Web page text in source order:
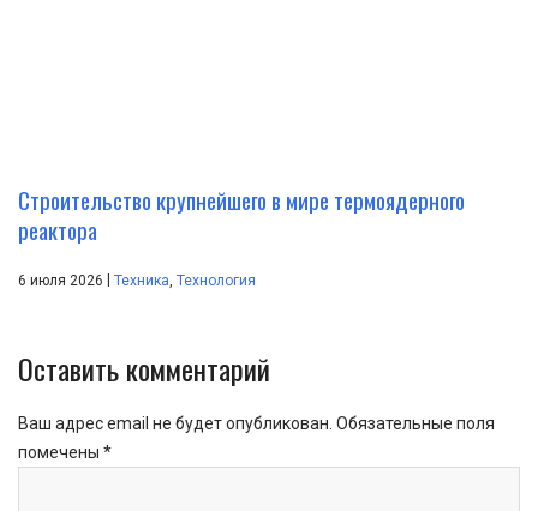
Строительство крупнейшего в мире термоядерного
реактора
6 июля 2026 | Техника Технология
Оставить комментарий
Ваш адрес email не будет опубликован. Обязательные поля
помечены *